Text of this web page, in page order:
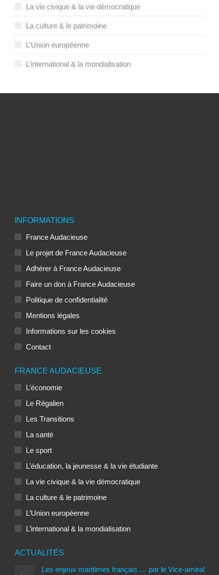
La vie civique & la vie démocratique
La culture & le patrimoine
L’Union européenne
L’international & la mondialisation
INFORMATIONS
France Audacieuse
Le projet de France Audacieuse
Adhérer à France Audacieuse
Faire un don à France Audacieuse
Politique de confidentialité
Mentions légales
Informations sur les cookies
Contact
FRANCE AUDACIEUSE
L’économie
Le Régalien
Les Transitions
La santé
Le sport
L’éducation, la jeunesse & la vie étudiante
La vie civique & la vie démocratique
La culture & le patrimoine
L’Union européenne
L’international & la mondialisation
ACTUALITÉS
Les enjeux maritimes français … par le Vice-amiral